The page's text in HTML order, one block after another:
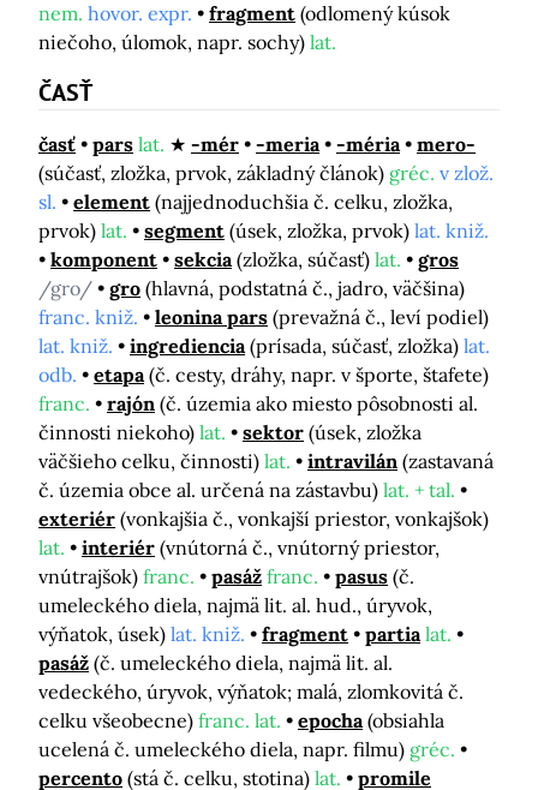
nem. hovor. expr. fragment (odlomený kúsok
niečoho, úlomok, napr. sochy) lat.
ČASŤ
časť pars lat. -mér -meria -méria
mero-
(súčasť, zložka, prvok, základný článok) gréc. v zlož.
sl.
element (najjednoduchšia č. celku, zložka,
prvok) lat. segment (úsek, zložka, prvok) lat. kniž.
komponent
sekcia (zložka, súčasť) lat.
gros
/gro/
gro (hlavná, podstatná č., jadro, väčšina)
franc. kniž.
leonina pars (prevažná č., leví podiel)
lat. kniž.
ingrediencia (prísada, súčasť, zložka) lat.
odb.
etapa (č. cesty, dráhy, napr. v športe, štafete)
franc.
rajón (č. územia ako miesto pôsobnosti al.
činnosti niekoho) lat. sektor (úsek, zložka
väčšieho celku, činnosti) lat. intravilán (zastavaná
č. územia obce al. určená na zástavbu) lat. + tal.
exteriér (vonkajšia č., vonkajší priestor, vonkajšok)
lat.
interiér (vnútorná č., vnútorný priestor,
vnútrajšok) franc. pasáž franc. pasus (č.
umeleckého diela, najmä lit. al. hud., úryvok,
výňatok, úsek) lat. kniž. fragment partia lat.
pasáž (č. umeleckého diela, najmä lit. al.
vedeckého, úryvok, výňatok; malá, zlomkovitá č.
celku všeobecne) franc. lat. epocha (obsiahla
ucelená č. umeleckého diela, napr. filmu) gréc.
percento (stá č. celku, stotina) lat. promile